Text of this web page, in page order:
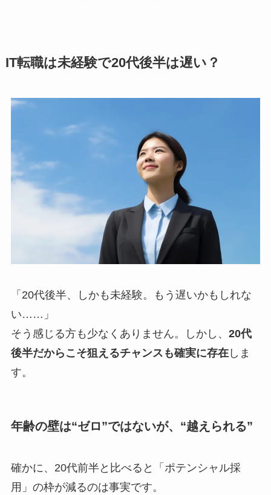
IT転職は未経験で20代後半は遅い？
「20代後半、しかも未経験。もう遅いかもしれな
い……」
そう感じる方も少なくありません。しかし、 20代
後半だからこそ狙えるチャンスも確実に存在しま
す。
年齢の壁は“ゼロ”ではないが、“越えられる”
確かに、20代前半と比べると「ポテンシャル採
用」の枠が減るのは事実です。